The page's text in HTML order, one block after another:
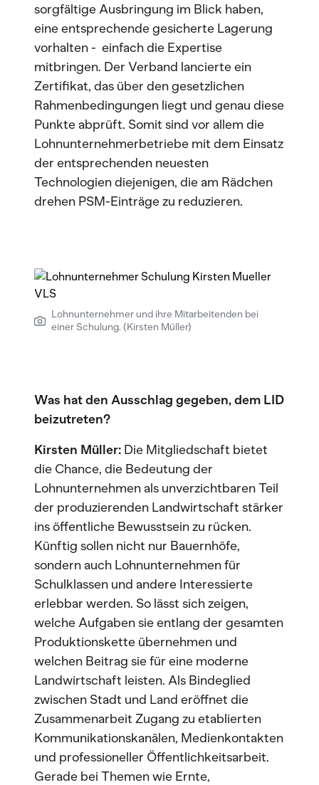
sorgfältige Ausbringung im Blick haben,
eine entsprechende gesicherte Lagerung
vorhalten - einfach die Expertise
mitbringen. Der Verband lancierte ein
Zertifikat, das über den gesetzlichen
Rahmenbedingungen liegt und genau diese
Punkte abprüft. Somit sind vor allem die
Lohnunternehmerbetriebe mit dem Einsatz
der entsprechenden neuesten
Technologien diejenigen, die am Rädchen
drehen PSM-Einträge zu reduzieren.
Lohnunternehmer und ihre Mitarbeitenden bei
einer Schulung. (Kirsten Müller)
Was hat den Ausschlag gegeben, dem LID
beizutreten?
Kirsten Müller: Die Mitgliedschaft bietet
die Chance, die Bedeutung der
Lohnunternehmen als unverzichtbaren Teil
der produzierenden Landwirtschaft stärker
ins öffentliche Bewusstsein zu rücken.
Künftig sollen nicht nur Bauernhöfe,
sondern auch Lohnunternehmen für
Schulklassen und andere Interessierte
erlebbar werden. So lässt sich zeigen,
welche Aufgaben sie entlang der gesamten
Produktionskette übernehmen und
welchen Beitrag sie für eine moderne
Landwirtschaft leisten. Als Bindeglied
zwischen Stadt und Land eröffnet die
Zusammenarbeit Zugang zu etablierten
Kommunikationskanälen, Medienkontakten
und professioneller Öffentlichkeitsarbeit.
Gerade bei Themen wie Ernte,